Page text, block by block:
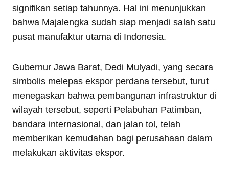
signifikan setiap tahunnya. Hal ini menunjukkan
bahwa Majalengka sudah siap menjadi salah satu
pusat manufaktur utama di Indonesia.
Gubernur Jawa Barat, Dedi Mulyadi, yang secara
simbolis melepas ekspor perdana tersebut, turut
menegaskan bahwa pembangunan infrastruktur di
wilayah tersebut, seperti Pelabuhan Patimban,
bandara internasional, dan jalan tol, telah
memberikan kemudahan bagi perusahaan dalam
melakukan aktivitas ekspor.